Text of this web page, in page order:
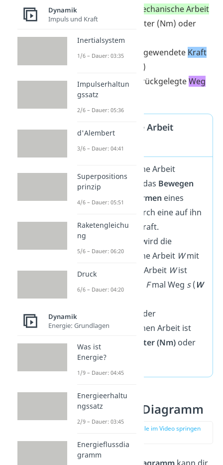
mechanische Arbeit
in Newtonmeter (Nm) oder
Joule (J)
„F”ist die aufgewendete Kraft
in Newton (N)
„s”ist der zurückgelegteWeg
(m)
Mechanische Arbeit
Definition
Mechanische Arbeit
beschreibt das Bewegen
oderVerformen eines
Körpers durch eine auf ihn
wirkende Kraft.
Berechnet wird die
mechanische Arbeit Wmit
der Formel Arbeit Wist
gleich Kraft
Fmal Weg s(W
Die Einheit der
mechanischen Arbeit ist
Newtonmeter (Nm)oder
Joule (J)
Kraft-Weg-Diagramm
zur Stelle im Video springen
Dynamik
Impuls und Kraft
Inertialsystem
1/6 – Dauer: 03:35
Impulserhaltun
gssatz
2/6 – Dauer: 05:36
d'Alembert
3/6 – Dauer: 04:41
Superpositions
prinzip
4/6 – Dauer: 05:51
Raketengleichu
ng
5/6 – Dauer: 06:20
Druck
6/6 – Dauer: 04:20
Dynamik
Energie: Grundlagen
Was ist
Energie?
1/9 – Dauer: 04:45
Energieerhaltu
ngssatz
2/9 – Dauer: 03:45
Energieflussdia
gramm